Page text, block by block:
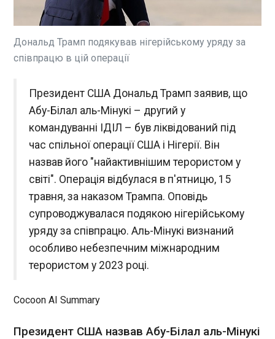
пошуком нового головного тренера.
Керівництво команди не задовольнила робота
54-річного датчанина, тому вони не планують
активувати опцію продовження контракту на
наступний сезон.
Депутат Reform UK віддав мандат за
тиждень після обрання через зйомки у
фільмах для дорослих
10:05:08
У Британії новообраний депутат місцевої ради
від популістської партії Reform UK Стівен
Маусделл подав у відставку всього за тиждень
після перемоги на виборах через скандал щодо
його участі у фільмах для дорослих.
ЧИТАТЬ
Андрій Пишний та Катаріна Матернова
обговорили фінансову інтеграцію України в
10:03:16
Дональд Трамп подякував нігерійському уряду за
співпрацю в цій операції
Президент США Дональд Трамп заявив, що
Абу-Білал аль-Мінукі – другий у
командуванні ІДІЛ – був ліквідований під
час спільної операції США і Нігерії. Він
назвав його "найактивнішим терористом у
світі". Операція відбулася в п'ятницю, 15
травня, за наказом Трампа. Оповідь
супроводжувалася подякою нігерійському
уряду за співпрацю. Аль-Мінукі визнаний
особливо небезпечним міжнародним
терористом у 2023 році.
Cocoon AI Summary
Президент США назвав Абу-Білал аль-Мінукі